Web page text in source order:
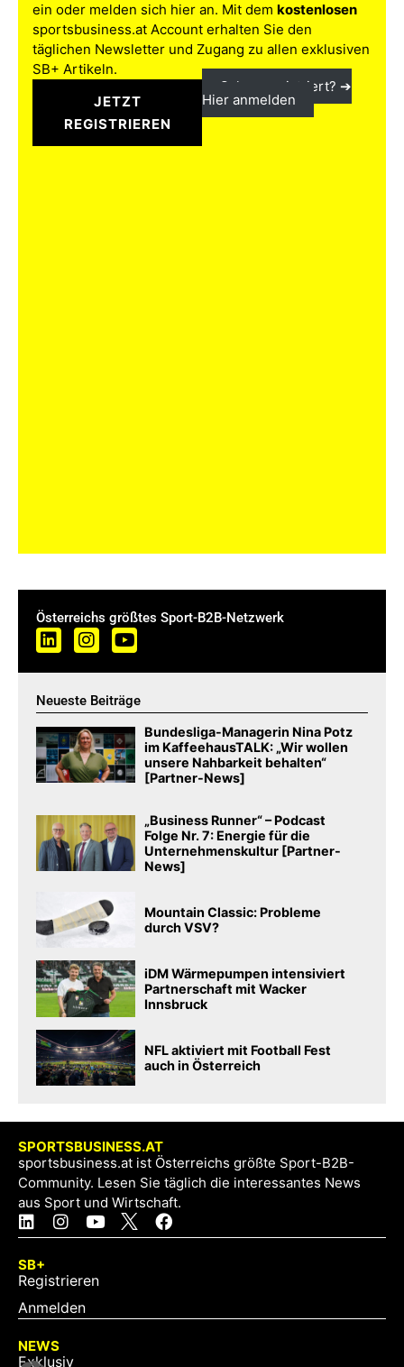
ein oder melden sich hier an. Mit dem kostenlosen
sportsbusiness.at Account erhalten Sie den
täglichen Newsletter und Zugang zu allen exklusiven
SB+ Artikeln.
JETZT
REGISTRIEREN
Schon registriert? ➔
Hier anmelden
Österreichs größtes Sport-B2B-Netzwerk
Neueste Beiträge
Bundesliga-Managerin Nina Potz
im KaffeehausTALK: „Wir wollen
unsere Nahbarkeit behalten“
[Partner-News]
„Business Runner“ – Podcast
Folge Nr. 7: Energie für die
Unternehmenskultur [Partner-
News]
Mountain Classic: Probleme
durch VSV?
iDM Wärmepumpen intensiviert
Partnerschaft mit Wacker
Innsbruck
NFL aktiviert mit Football Fest
auch in Österreich
SPORTSBUSINESS.AT
sportsbusiness.at ist Österreichs größte Sport-B2B-
Community. Lesen Sie täglich die interessantes News
aus Sport und Wirtschaft.
SB+
Registrieren
Anmelden
NEWS
Exklusiv